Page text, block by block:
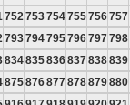
752 753754755756757
793794795796797798
834835836837838839
875876877878879880